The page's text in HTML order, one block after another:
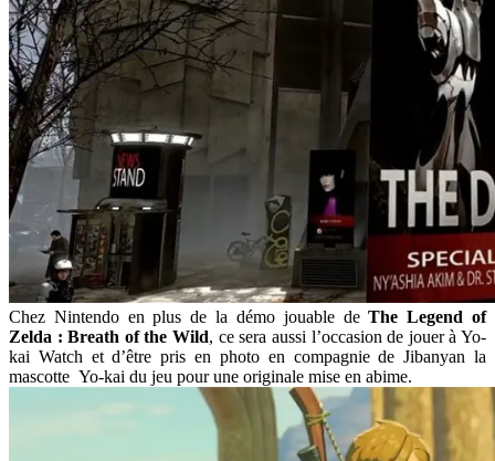
Chez Nintendo en plus de la démo jouable deThe Legend of
Zelda : Breath of the Wild, ce sera aussi l’occasion de jouer à Yo-
kai Watch et d’être pris en photo en compagnie de Jibanyan la
mascotte Yo-kai du jeu pour une originale mise en abime.